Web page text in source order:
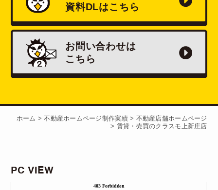
資料DLはこちら
お問い合わせは
こちら
ホーム >不動産ホームページ制作実績> 不動産店舗ホームページ
> 賃貸・売買のクラスモ上新庄店
PC VIEW